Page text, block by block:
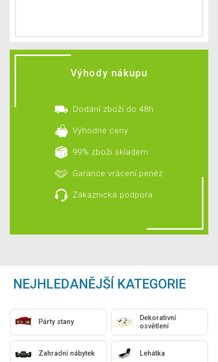
Výhody nákupu
Dodání zboží do 48h
Výhodné ceny
99% zboží skladem
Garance vrácení peněz
Zákaznická podpora
NEJHLEDANĚJŠÍ KATEGORIE
Párty stany
Dekorativní
osvětlení
Zahradní nábytek Lehátka